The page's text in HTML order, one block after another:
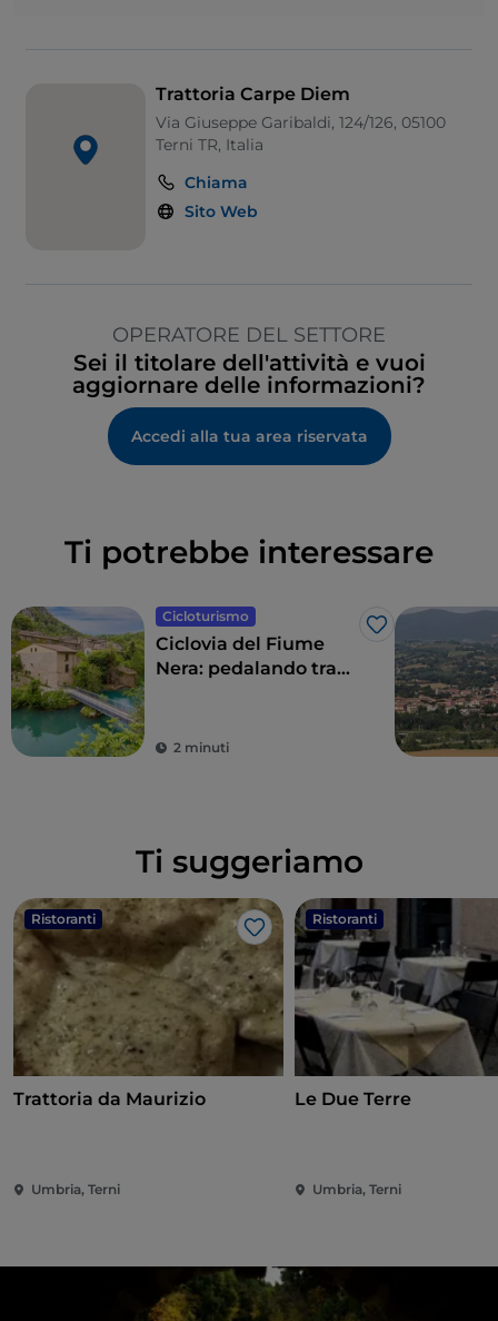
Trattoria Carpe Diem
Via Giuseppe Garibaldi, 124/126, 05100
Terni TR, Italia
Chiama
Sito Web
OPERATORE DEL SETTORE
Sei il titolare dell'attività e vuoi
aggiornare delle informazioni?
Accedi alla tua area riservata
Ti potrebbe interessare
Cicloturismo
Like
Ciclovia del Fiume
Nera: pedalando tra
2 minuti
Ti suggeriamo
Ristoranti
Like
Trattoria da Maurizio
Umbria, Terni
Ristoranti
Le Due Terre
Umbria, Terni